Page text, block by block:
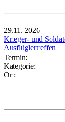
29.11. 2026
Krieger- und
Ausflüglertreffen
Termin:
Kategorie:
Ort: